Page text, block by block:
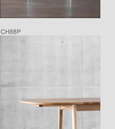
CH88P